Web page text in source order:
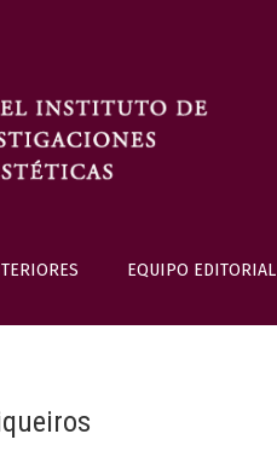
EQUIPO EDITORIAL